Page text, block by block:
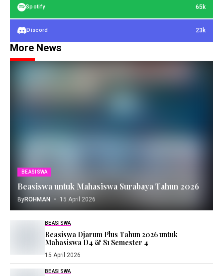
Spotify 65k
Discord 23k
More News
BEASISWA
Beasiswa untuk Mahasiswa Surabaya Tahun 2026
ByROHMAN 15 April 2026
BEASISWA
Beasiswa Djarum Plus Tahun 2026 untuk
Mahasiswa D4 & S1 Semester 4
15 April 2026
BEASISWA